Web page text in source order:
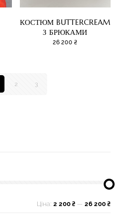
КОСТЮМ BUTTERCREAM
З БРЮКАМИ
26 200₴
2 3
Ціна: 2 200 ₴ — 26 200 ₴